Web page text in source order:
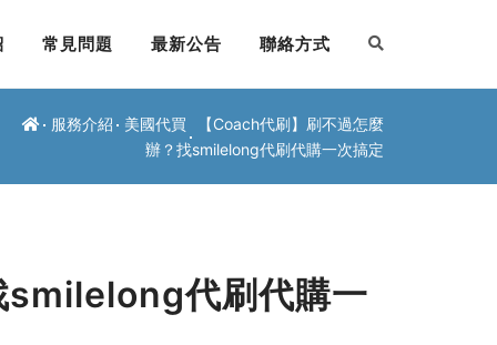
常見問題 最新公告 聯絡方式
服務介紹 美國代買
【Coach代刷】刷不過怎麼
辦？找smilelong代刷代購一次搞定
smilelong代刷代購一